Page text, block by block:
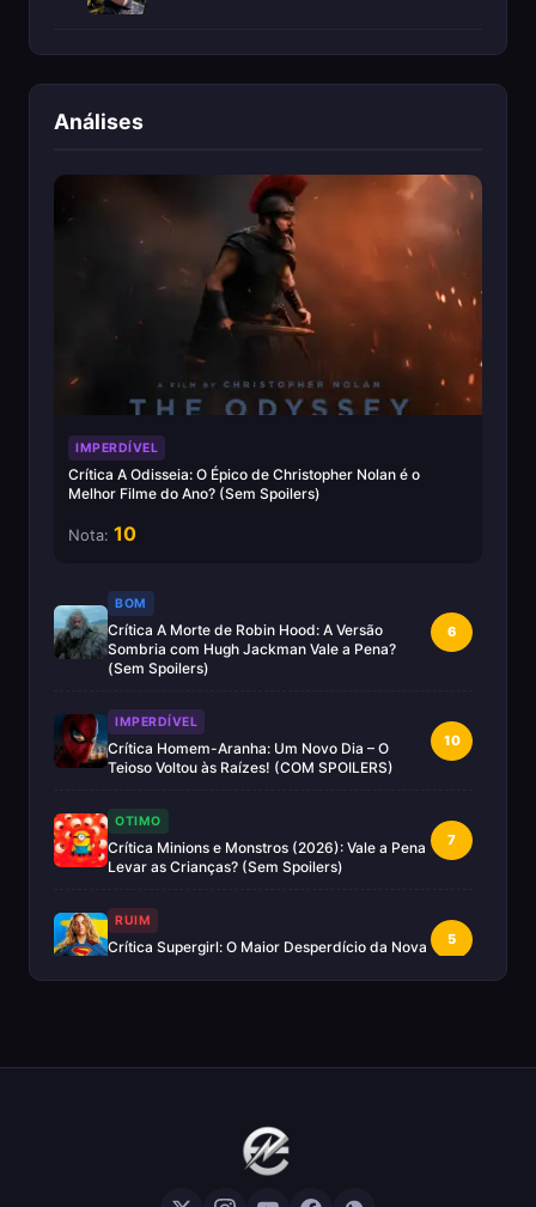
Análises
IMPERDÍVEL
Crítica A Odisseia: O Épico de Christopher Nolan é o
Melhor Filme do Ano? (Sem Spoilers)
Nota: 10
BOM
Crítica A Morte de Robin Hood: A Versão
Sombria com Hugh Jackman Vale a Pena?
(Sem Spoilers)
6
IMPERDÍVEL
Crítica Homem-Aranha: Um Novo Dia – O
Teioso Voltou às Raízes! (COM SPOILERS)
10
OTIMO
Crítica Minions e Monstros (2026): Vale a Pena
Levar as Crianças? (Sem Spoilers)
7
RUIM
Crítica Supergirl: O Maior Desperdício da Nova
5
Nostálgica Que o Cinema Precisava(Sem
Crítica | Spider-Noir: A Melhor Série de Heróis